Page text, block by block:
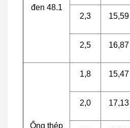
đen 48.1
2,3 15,59
2,5 16,87
Ống thép
1,8 15,47
2,0 17,13